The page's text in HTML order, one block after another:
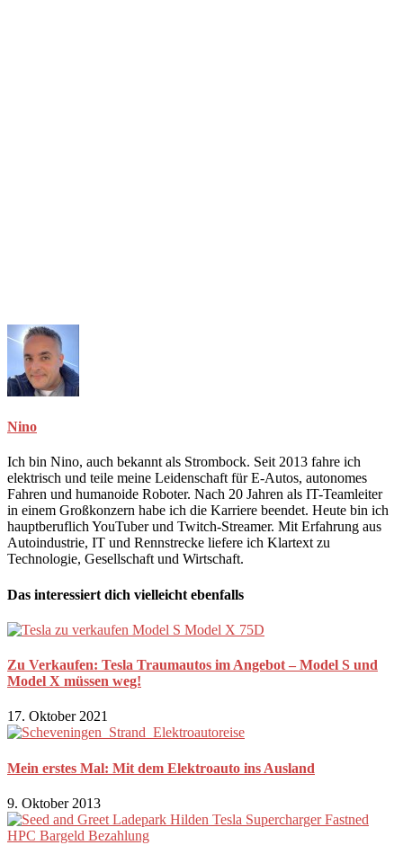
Nino
Ich bin Nino, auch bekannt als Strombock. Seit 2013 fahre ich
elektrisch und teile meine Leidenschaft für E-Autos, autonomes
Fahren und humanoide Roboter. Nach 20 Jahren als IT-Teamleiter
in einem Großkonzern habe ich die Karriere beendet. Heute bin ich
hauptberuflich YouTuber und Twitch-Streamer. Mit Erfahrung aus
Autoindustrie, IT und Rennstrecke liefere ich Klartext zu
Technologie, Gesellschaft und Wirtschaft.
Das interessiert dich vielleicht ebenfalls
Zu Verkaufen: Tesla Traumautos im Angebot – Model S und
Model X müssen weg!
17. Oktober 2021
Mein erstes Mal: Mit dem Elektroauto ins Ausland
9. Oktober 2013